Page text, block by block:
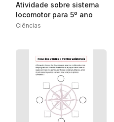
Atividade sobre sistema
locomotor para 5º ano
Ciências